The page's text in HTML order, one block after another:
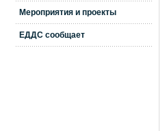
Мероприятия и проекты
ЕДДС сообщает